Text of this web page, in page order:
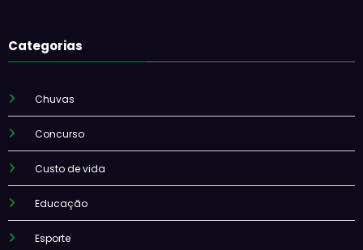
Categorias
Chuvas
Concurso
Custo de vida
Educação
Esporte